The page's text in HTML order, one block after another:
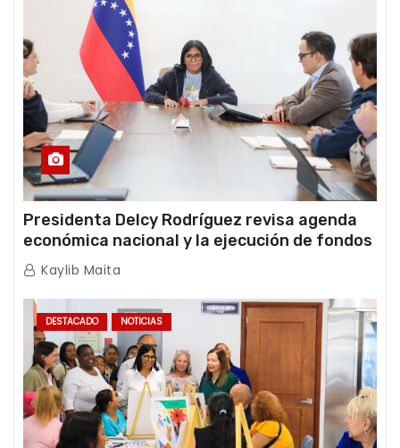
Presidenta Delcy Rodríguez revisa agenda
económica nacional y la ejecución de fondos
de emergencia post-sismos
Kaylib Maita
DESTACADO NOTICIAS